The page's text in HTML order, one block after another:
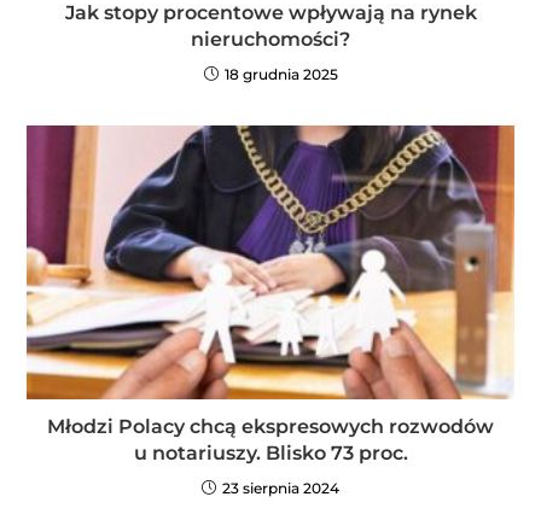
Jak stopy procentowe wpływają na rynek
nieruchomości?
18 grudnia 2025
Młodzi Polacy chcą ekspresowych rozwodów
u notariuszy. Blisko 73 proc.
23 sierpnia 2024